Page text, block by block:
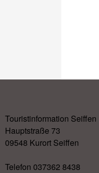
Touristinformation Seiffen
Hauptstraße 73
09548 Kurort Seiffen
Telefon 037362 8438